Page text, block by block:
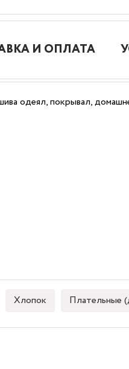
И ОПЛАТА
одеял, покрывал,
Хлопок Плательные